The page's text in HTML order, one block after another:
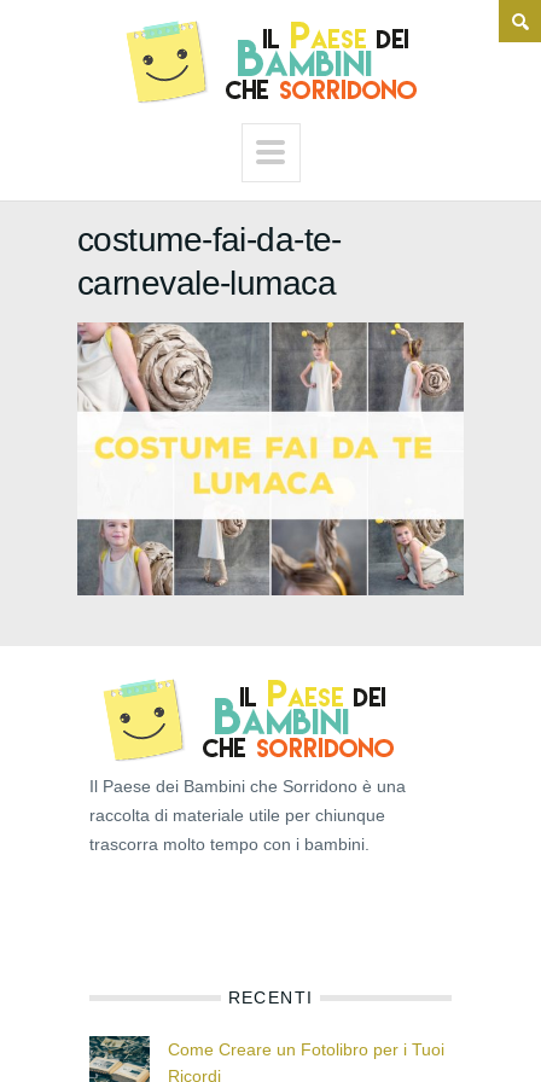
costume-fai-da-te-
carnevale-lumaca
Il Paese dei Bambini che Sorridono è una
raccolta di materiale utile per chiunque
trascorra molto tempo con i bambini.
RECENTI
Come Creare un Fotolibro per i Tuoi
Ricordi